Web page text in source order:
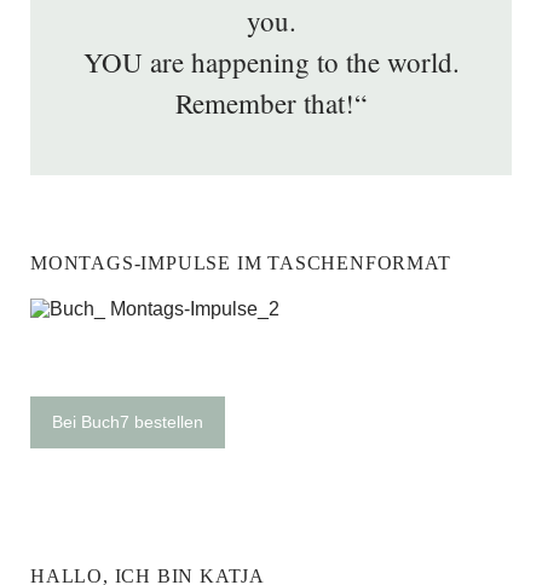
you.
YOU are happening to the world.
Remember that!“
MONTAGS-IMPULSE IM TASCHENFORMAT
Bei Buch7 bestellen
HALLO, ICH BIN KATJA